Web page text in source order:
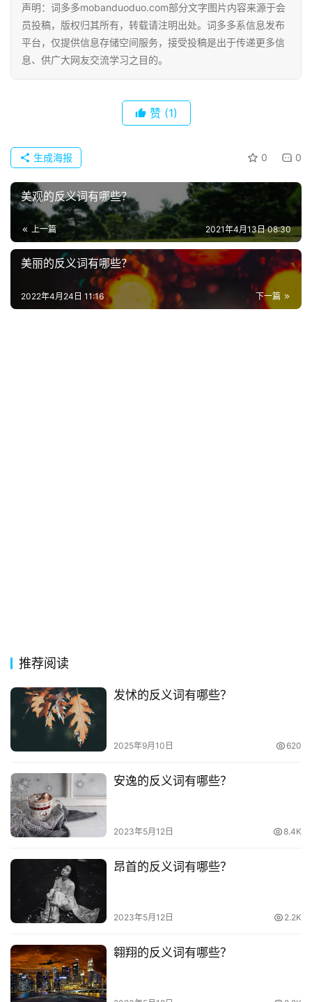
古
今
诗
词
网
热
词
影
注册
声明：词多多mobanduoduo.com部分文字图片内容来源于会
员投稿，版权归其所有，转载请注明出处。词多多系信息发布
平台，仅提供信息存储空间服务，接受投稿是出于传递更多信
息、供广大网友交流学习之目的。
赞 (1)
0 0
生成海报
美观的反义词有哪些？
上一篇 2021年4月13日 08:30
美丽的反义词有哪些？
下一篇
2022年4月24日 11:16
推荐阅读
发怵的反义词有哪些？
2025年9月10日 620
安逸的反义词有哪些？
2023年5月12日 8.4K
昂首的反义词有哪些？
2023年5月12日 2.2K
翱翔的反义词有哪些？